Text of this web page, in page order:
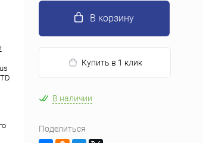
В корзину
Купить в 1 клик
В наличии
Поделиться